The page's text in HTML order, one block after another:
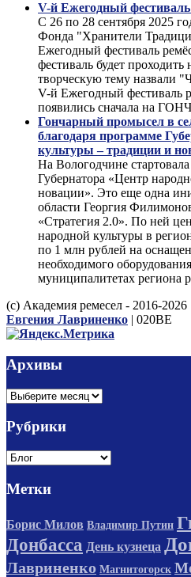
V-й Ежегодный
С 26 по 28 сентября 2025
Фонда "Хранители
Ежегодный фестиваль
фестиваль будет проходить
творческую тему назвали
V-й Ежегодный фестиваль
появились сначала на
Гончарный промысел в
благодаря программе
культуры – традиции и
На Вологодчине
Губернатора «Центр
новации». Это еще одна
области Георгия
«Стратегия 2.0». По ней
народной культуры в
по 1 млн рублей на
необходимого
муниципалитетах региона
(с) Академия ремесел - 2016-2026 |
Евгения Лавриненко | 020BE
Архивы
Архивы
Рубрики
Рубрики
Метки
Борис Милов Владимир Путин
Донбасса День кузнеца
Лавриненко Магнитогорск